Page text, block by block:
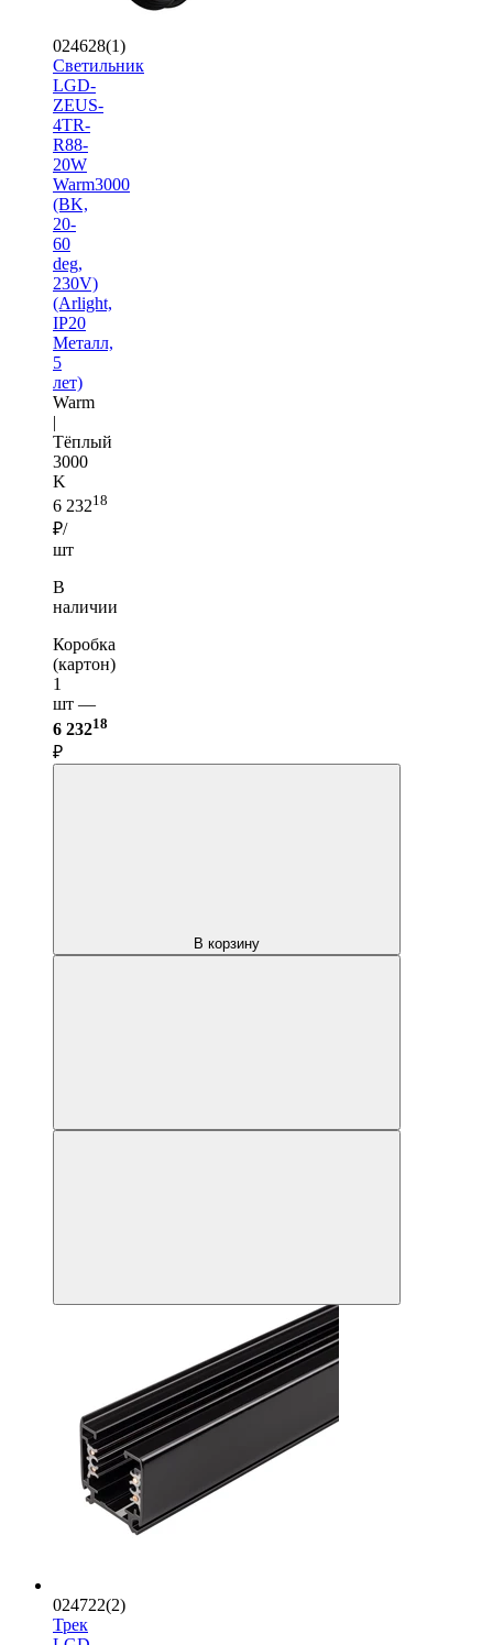
024628(1)
Светильник
LGD-
ZEUS-
4TR-
R88-
20W
Warm3000
(BK,
20-
60
deg,
230V)
(Arlight,
IP20
Металл,
5
лет)
Warm
|
Тёплый
3000
K
6 23218
₽/
шт
В
наличии
Коробка
(картон)
1
шт —
6 23218
₽
В корзину
024722(2)
Трек